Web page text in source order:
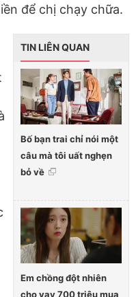
để chị chạy chữa.
TIN LIÊN QUAN
Bố bạn trai chỉ nói một
câu mà tôi uất nghẹn
bỏ về
Em chồng đột nhiên
cho vay 700 triệu mua